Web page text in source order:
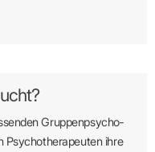
Gruppen­psycho­
Psycho­­thera­­peuten ihre